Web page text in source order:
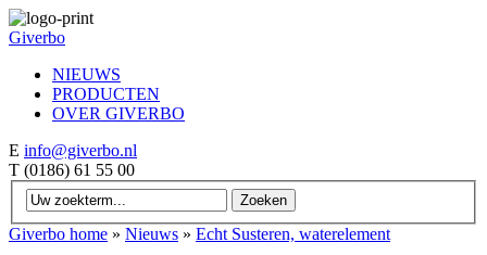
Giverbo
NIEUWS
PRODUCTEN
OVER GIVERBO
E info@giverbo.nl
T (0186) 61 55 00
Giverbo home » Nieuws » Echt Susteren, waterelement